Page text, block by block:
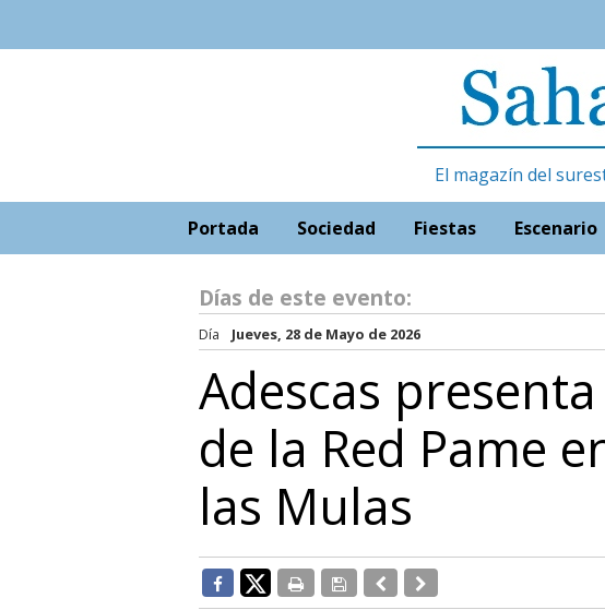
El magazín del
Portada Sociedad Fiestas Escenario
Días de este evento:
Día Jueves, 28 de Mayo de 2026
Adescas
de la Red Pame
las Mulas